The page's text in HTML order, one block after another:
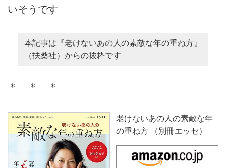
いそうです
本記事は『老けないあの人の素敵な年の重ね方』
（扶桑社）からの抜粋です
＊ ＊ ＊
老けないあの人の素敵な年
の重ね方 （別冊エッセ）